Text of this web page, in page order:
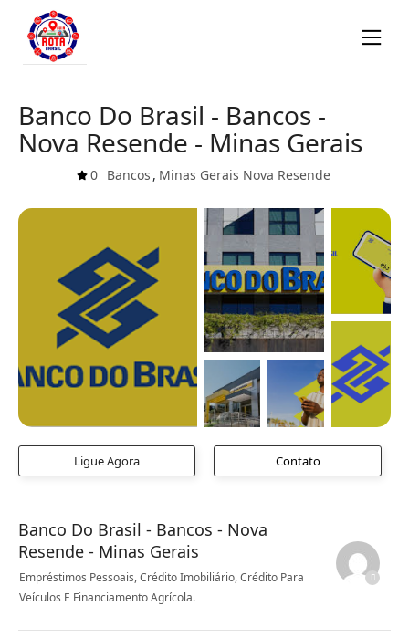
Banco Do Brasil - Bancos -
Nova Resende - Minas Gerais
0 Bancos , Minas Gerais Nova Resende
Ligue Agora Contato
Banco Do Brasil - Bancos - Nova
Resende - Minas Gerais
Empréstimos Pessoais, Crédito Imobiliário, Crédito Para
Veículos E Financiamento Agrícola.